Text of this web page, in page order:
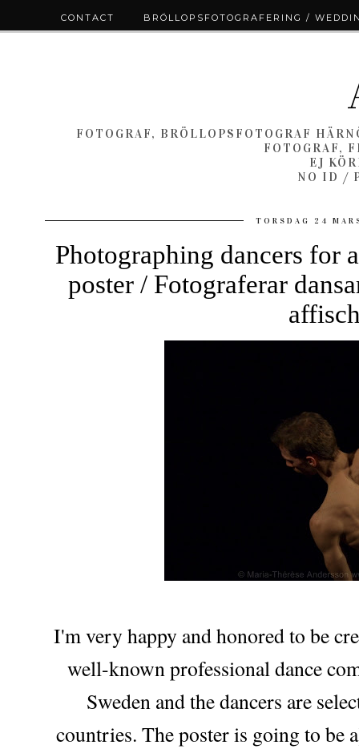
FOTOGRAF, BRÖLLOPSFOTOGRAF
FOTOGRAF,
EJ
NO ID /
TORSDAG 24
Photographing dancers for
poster / Fotograferar
I'm very happy and honored to be
well-known professional dance
Sweden and the dancers are
countries. The poster is going to be
CONTACT BRÖLLOPSFOTOGRAFERING /